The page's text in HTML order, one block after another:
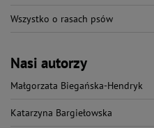
Wszystko o rasach psów
Nasi autorzy
Małgorzata Biegańska-Hendryk
Katarzyna Bargiełowska